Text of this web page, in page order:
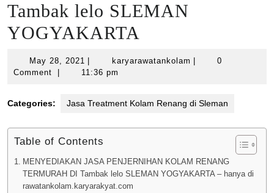
Tambak lelo SLEMAN
YOGYAKARTA
May 28, 2021 May
28,
karyarawatankolam karyarawatankolam
0
Comment
11:36 pm
Categories: Jasa Treatment Kolam Renang di Sleman
Table of Contents
MENYEDIAKAN JASA PENJERNIHAN KOLAM RENANG
TERMURAH DI Tambak lelo SLEMAN YOGYAKARTA – hanya di
rawatankolam.karyarakyat.com